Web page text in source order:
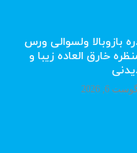
بازوبالا ولسوالی ورس
خارق العاده زیبا و
6, 2026